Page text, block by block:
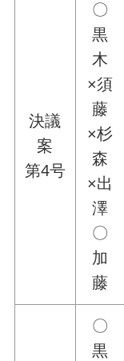
決議
案
第4号
〇
黒
木
×須
藤
×杉
森
×出
澤
〇
加
藤
〇
黒